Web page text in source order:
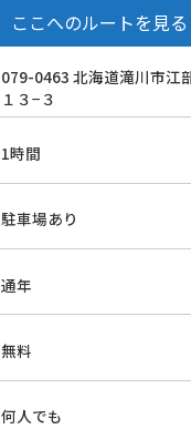
ここへのルートを見る
079-0463 北海道滝川市江
１３−３
1時間
駐車場あり
通年
無料
何人でも